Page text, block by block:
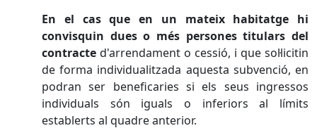
En el cas que en un mateix habitatge hi
convisquin dues o més persones titulars del
contracte d'arrendament o cessió, i que sol·licitin
de forma individualitzada aquesta subvenció, en
podran ser beneficaries si els seus ingressos
individuals són iguals o inferiors al límits
establerts al quadre anterior.